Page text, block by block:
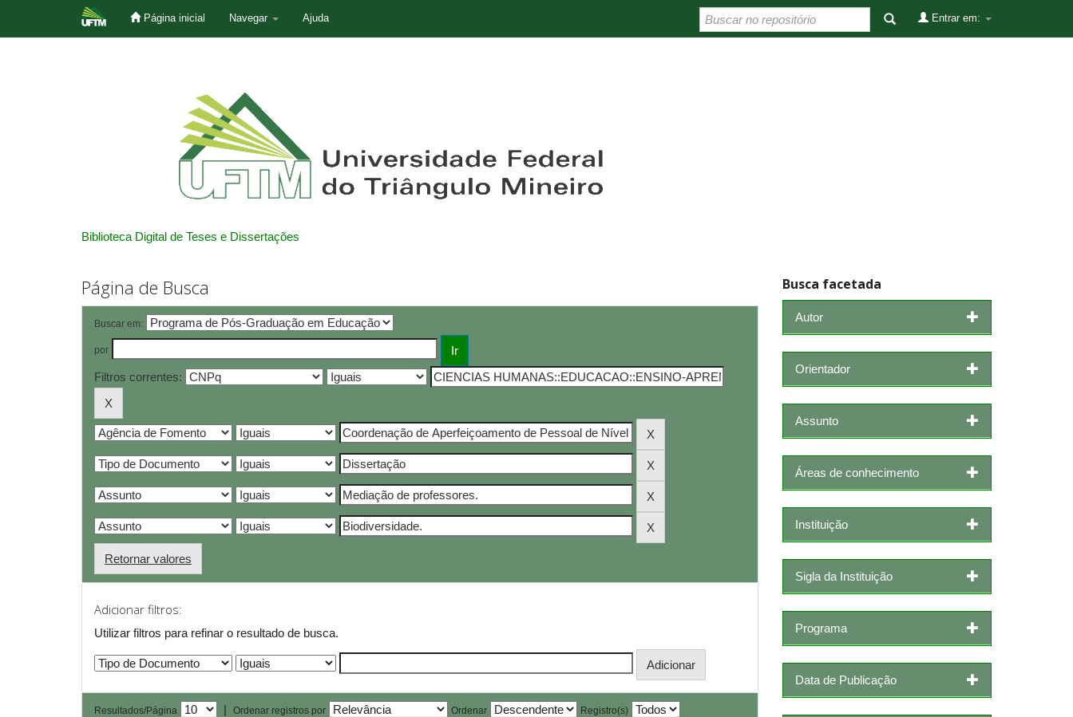
Página inicial Navegar Ajuda Entrar em:
Biblioteca Digital de Teses e Dissertações
Página de Busca
Buscar em:
por
Filtros correntes:
Retornar valores
Adicionar filtros:
Utilizar filtros para refinar o resultado de busca.
Resultados/Página | Ordenar registros por Ordenar Registro(s)
Busca facetada
Autor
Orientador
Assunto
Áreas de conhecimento
Instituição
Sigla da Instituição
Programa
Data de Publicação